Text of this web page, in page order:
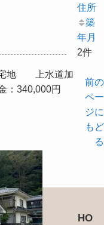
宅地 上水道加
340,000円
住所
築
年月
2件
前の
ペー
ジに
もど
る
HO